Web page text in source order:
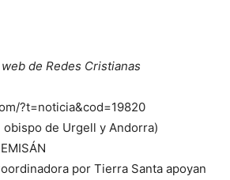
de Redes Cristianas
?t=noticia&cod=19820
de Urgell y Andorra)
por Tierra Santa apoyan